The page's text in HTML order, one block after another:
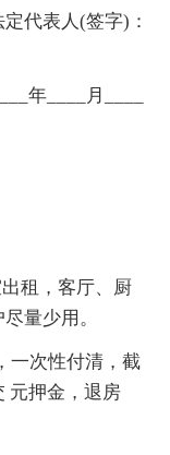
代表人(签字)：
年____月____
租，客厅、厨
量少用。
一次性付清，截
元押金，退房